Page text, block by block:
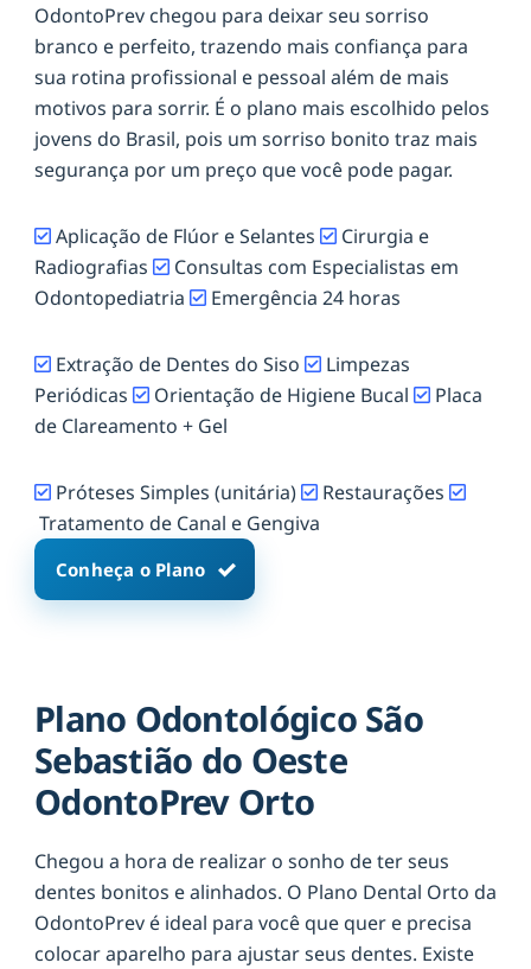
OdontoPrev chegou para deixar seu sorriso
branco e perfeito, trazendo mais confiança para
sua rotina profissional e pessoal além de mais
motivos para sorrir. É o plano mais escolhido pelos
jovens do Brasil, pois um sorriso bonito traz mais
segurança por um preço que você pode pagar.
Aplicação de Flúor e Selantes
Cirurgia e
Radiografias
Consultas com Especialistas em
Odontopediatria
Emergência 24 horas
Extração de Dentes do Siso
Limpezas
Periódicas
Orientação de Higiene Bucal
Placa
de Clareamento + Gel
Próteses Simples (unitária)
Restaurações
Tratamento de Canal e Gengiva
Conheça o Plano
Plano Odontológico São
Sebastião do Oeste
OdontoPrev Orto
Chegou a hora de realizar o sonho de ter seus
dentes bonitos e alinhados. O Plano Dental Orto da
OdontoPrev é ideal para você que quer e precisa
colocar aparelho para ajustar seus dentes. Existe